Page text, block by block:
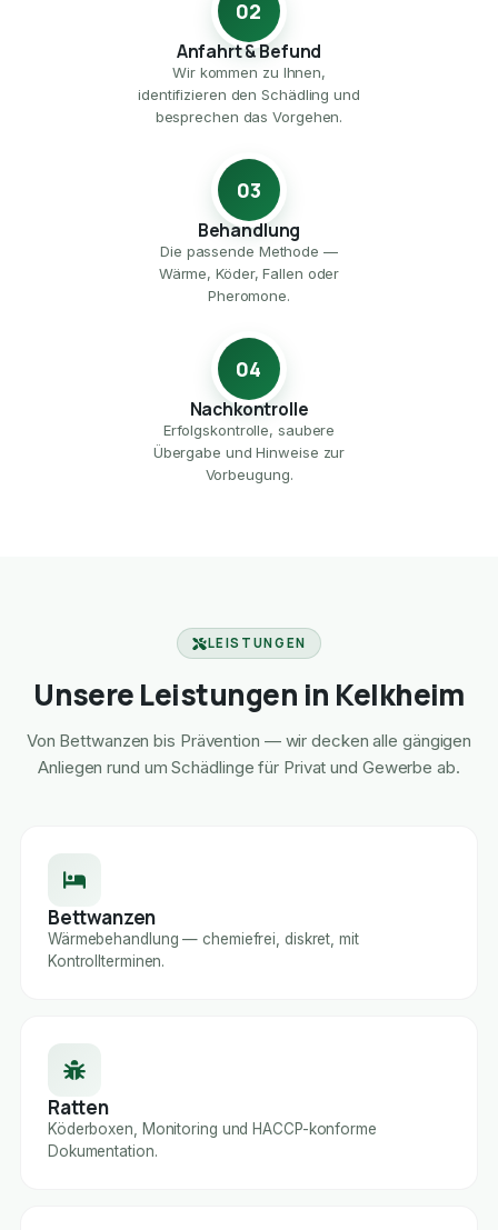
02
Anfahrt & Befund
Wir kommen zu Ihnen,
identifizieren den Schädling und
besprechen das Vorgehen.
03
Behandlung
Die passende Methode —
Wärme, Köder, Fallen oder
Pheromone.
04
Nachkontrolle
Erfolgskontrolle, saubere
Übergabe und Hinweise zur
Vorbeugung.
LEISTUNGEN
Unsere Leistungen in Kelkheim
Von Bettwanzen bis Prävention — wir decken alle gängigen
Anliegen rund um Schädlinge für Privat und Gewerbe ab.
Bettwanzen
Wärmebehandlung — chemiefrei, diskret, mit
Kontrollterminen.
Ratten
Köderboxen, Monitoring und HACCP-konforme
Dokumentation.